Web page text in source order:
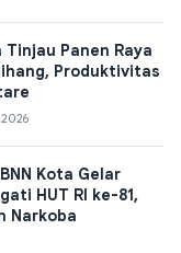
Panen Raya
Produktivitas
Kota Gelar
HUT RI ke-81,
Narkoba